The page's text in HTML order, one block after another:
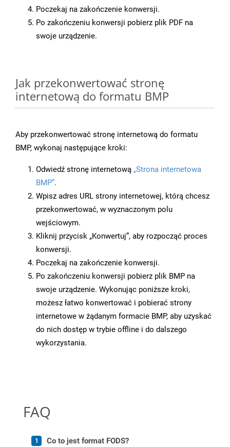
Poczekaj na zakończenie konwersji.
Po zakończeniu konwersji pobierz plik PDF na
swoje urządzenie.
Jak przekonwertować stronę
internetową do formatu BMP
Aby przekonwertować stronę internetową do formatu
BMP, wykonaj następujące kroki:
Odwiedź stronę internetową „Strona internetowa
BMP”.
Wpisz adres URL strony internetowej, którą chcesz
przekonwertować, w wyznaczonym polu
wejściowym.
Kliknij przycisk „Konwertuj”, aby rozpocząć proces
konwersji.
Poczekaj na zakończenie konwersji.
Po zakończeniu konwersji pobierz plik BMP na
swoje urządzenie. Wykonując poniższe kroki,
możesz łatwo konwertować i pobierać strony
internetowe w żądanym formacie BMP, aby uzyskać
do nich dostęp w trybie offline i do dalszego
wykorzystania.
FAQ
Co to jest format FODS?